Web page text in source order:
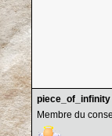
piece_of_infinity
Membre du